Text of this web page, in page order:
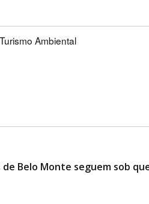
Turismo Ambiental
de Belo Monte seguem sob